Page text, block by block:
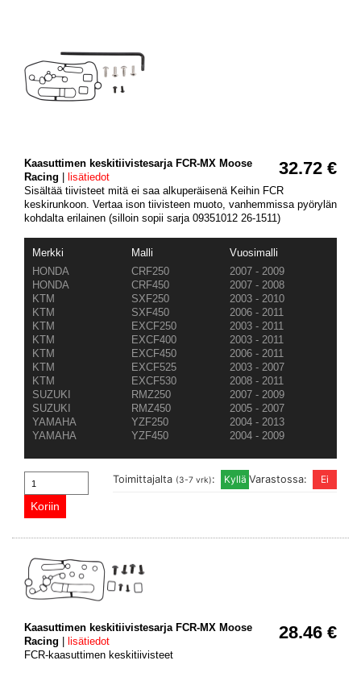
32.72 €
Kaasuttimen keskitiivistesarja FCR-MX Moose
Racing
lisätiedot
Sisältää tiivisteet mitä ei saa alkuperäisenä Keihin FCR
keskirunkoon. Vertaa ison tiivisteen muoto, vanhemmissa pyörylän
kohdalta erilainen (silloin sopii sarja 09351012 26-1511)
Merkki Malli
Vuosimalli
HONDA
CRF250
2007 - 2009
HONDA
CRF450
2007 - 2008
KTM
SXF250
2003 - 2010
KTM
SXF450
2006 - 2011
KTM
EXCF250
2003 - 2011
KTM
EXCF400
2003 - 2011
KTM
EXCF450
2006 - 2011
KTM
EXCF525
2003 - 2007
KTM
EXCF530
2008 - 2011
SUZUKI
RMZ250
2007 - 2009
SUZUKI
RMZ450
2005 - 2007
YAMAHA
YZF250
2004 - 2013
YAMAHA
YZF450 2004 - 2009
Varastossa:
Toimittajalta (3-7 vrk):
28.46 €
Kaasuttimen keskitiivistesarja FCR-MX Moose
Racing
lisätiedot
FCR-kaasuttimen keskitiivisteet